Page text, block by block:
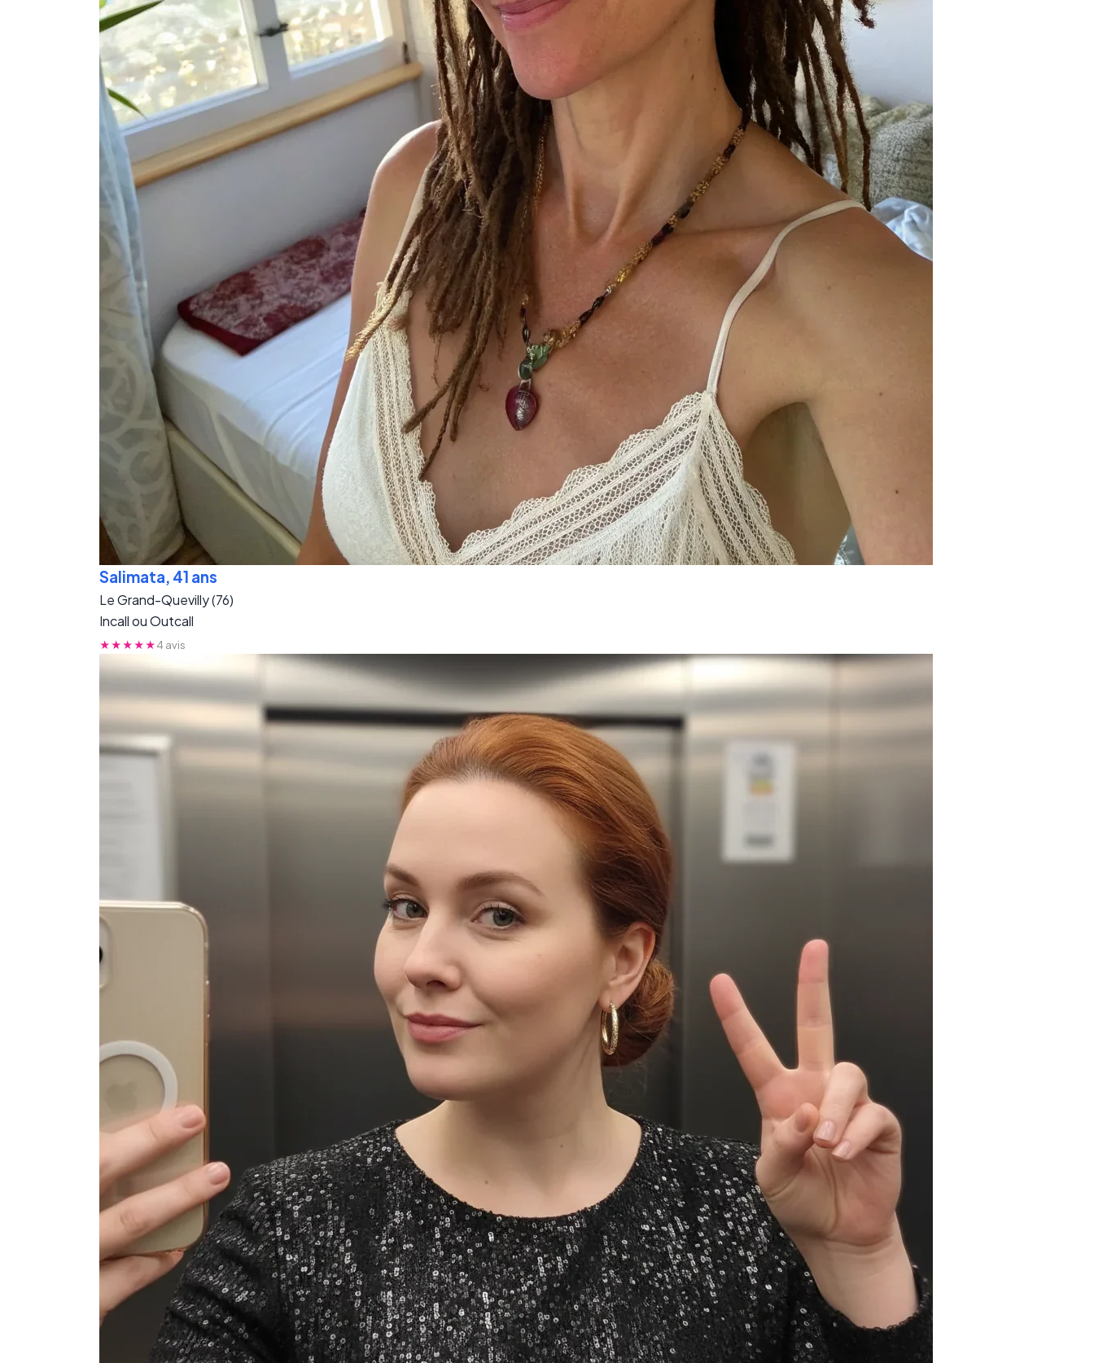
Salimata, 41 ans
Le Grand-Quevilly (76)
Incall ou Outcall
★★★★★4 avis